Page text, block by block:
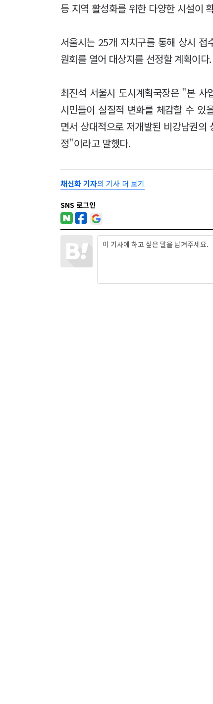
등 지역 활성화를 위한 다양한 시설이
서울시는 25개 자치구를 통해 상시 접
원회를 열어 대상지를 선정할 계획이
최진석 서울시 도시계획국장은 "본 사
시민들이 실질적 변화를 체감할 수
면서 상대적으로 저개발된 비강남권
정"이라고 말했다.
채신화 기자의 기사 더 보기
SNS 로그인